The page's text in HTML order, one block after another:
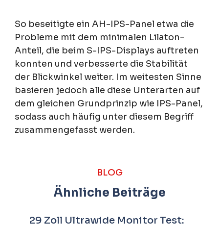
So beseitigte ein AH-IPS-Panel etwa die
Probleme mit dem minimalen Lilaton-
Anteil, die beim S-IPS-Displays auftreten
konnten und verbesserte die Stabilität
der Blickwinkel weiter. Im weitesten Sinne
basieren jedoch alle diese Unterarten auf
dem gleichen Grundprinzip wie IPS-Panel,
sodass auch häufig unter diesem Begriff
zusammengefasst werden.
BLOG
Ähnliche Beiträge
29 Zoll Ultrawide Monitor Test: